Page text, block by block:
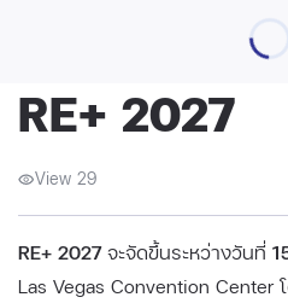
RE+ 2027
View 29
RE+ 2027จะจัดขึ้นระหว่างวันที่
Las Vegas Convention Center